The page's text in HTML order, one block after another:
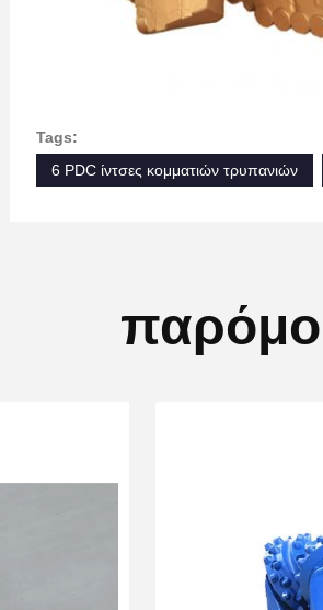
Tags:
6 PDC ίντσες κομματιών τρυπανιών